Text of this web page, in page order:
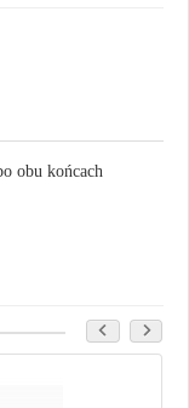
obu końcach